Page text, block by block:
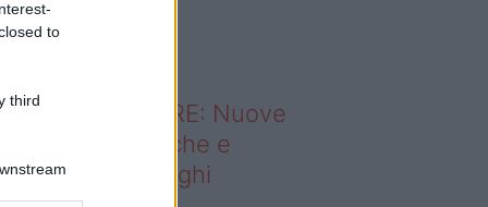
to
third
sapevi che...
ABITARE: Nuove
domestiche e
dei luoghi